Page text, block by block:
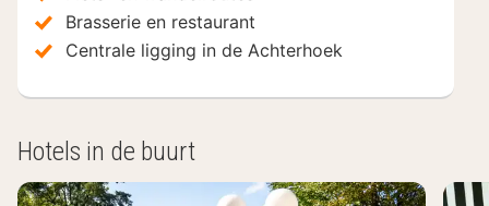
Brasserie en restaurant
Centrale ligging in de Achterhoek
Hotels in de buurt